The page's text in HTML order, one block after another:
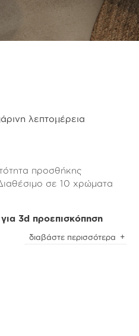
λεπτομέρεια
προσθήκης
σε 10 χρώματα
3d προεπισκόπηση
επιλεγμένα
μικρή χρωματική
και των
διαβάστε περισσότερα